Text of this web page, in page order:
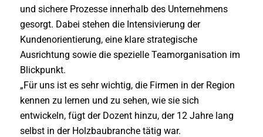
und sichere Prozesse innerhalb des Unternehmens
gesorgt. Dabei stehen die Intensivierung der
Kundenorientierung, eine klare strategische
Ausrichtung sowie die spezielle Teamorganisation im
Blickpunkt.
„Für uns ist es sehr wichtig, die Firmen in der Region
kennen zu lernen und zu sehen, wie sie sich
entwickeln, fügt der Dozent hinzu, der 12 Jahre lang
selbst in der Holzbaubranche tätig war.